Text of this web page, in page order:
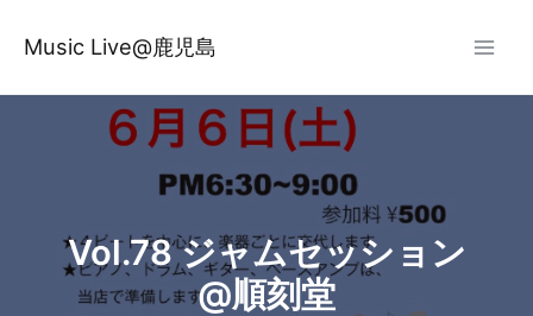
ス
Music Live@鹿児島
Vol.78 ジャムセッション
@順刻堂